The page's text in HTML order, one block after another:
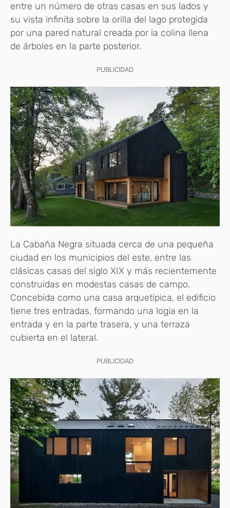
entre un número de otras casas en sus lados y
su vista infinita sobre la orilla del lago protegida
por una pared natural creada por la colina llena
de árboles en la parte posterior.
PUBLICIDAD
La Cabaña Negra situada cerca de una pequeña
ciudad en los municipios del este, entre las
clásicas casas del siglo XIX y más recientemente
construidas en modestas casas de campo.
Concebida como una casa arquetípica, el edificio
tiene tres entradas, formando una logia en la
entrada y en la parte trasera, y una terraza
cubierta en el lateral.
PUBLICIDAD